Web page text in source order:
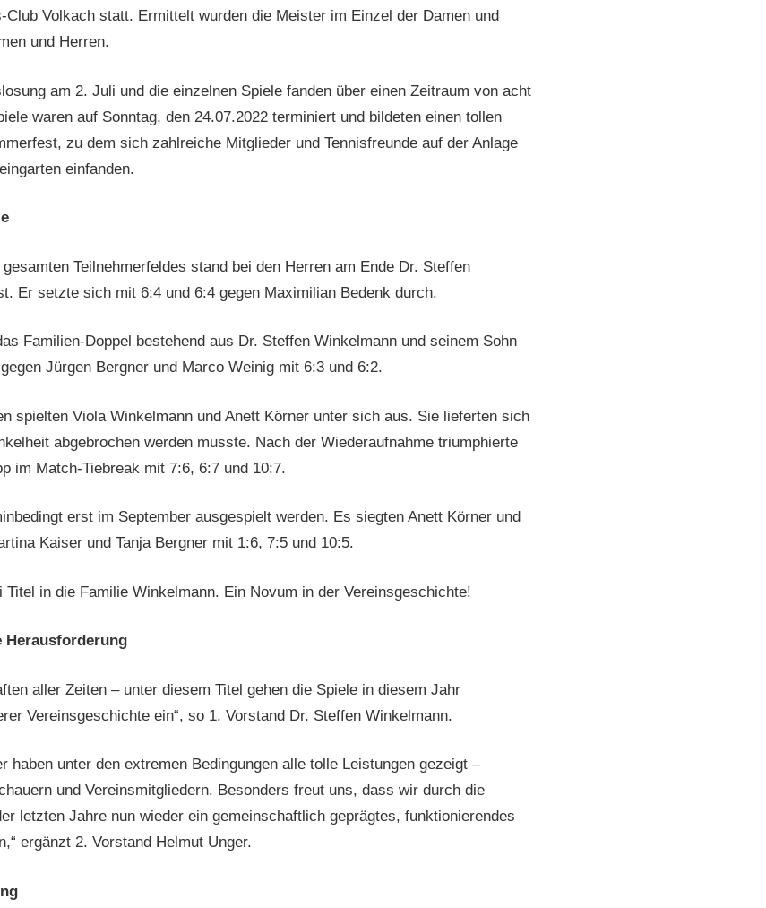
Club Volkach statt. Ermittelt wurden die Meister im Einzel der Damen und
und Herren.
am 2. Juli und die einzelnen Spiele fanden über einen Zeitraum von acht
waren auf Sonntag, den 24.07.2022 terminiert und bildeten einen tollen
zu dem sich zahlreiche Mitglieder und Tennisfreunde auf der Anlage
einfanden.
Teilnehmerfeldes stand bei den Herren am Ende Dr. Steffen
Er setzte sich mit 6:4 und 6:4 gegen Maximilian Bedenk durch.
Familien-Doppel bestehend aus Dr. Steffen Winkelmann und seinem Sohn
Jürgen Bergner und Marco Weinig mit 6:3 und 6:2.
spielten Viola Winkelmann und Anett Körner unter sich aus. Sie lieferten sich
abgebrochen werden musste. Nach der Wiederaufnahme triumphierte
im Match-Tiebreak mit 7:6, 6:7 und 10:7.
erst im September ausgespielt werden. Es siegten Anett Körner und
Kaiser und Tanja Bergner mit 1:6, 7:5 und 10:5.
in die Familie Winkelmann. Ein Novum in der Vereinsgeschichte!
Herausforderung
aller Zeiten – unter diesem Titel gehen die Spiele in diesem Jahr
Vereinsgeschichte ein“, so 1. Vorstand Dr. Steffen Winkelmann.
haben unter den extremen Bedingungen alle tolle Leistungen gezeigt –
und Vereinsmitgliedern. Besonders freut uns, dass wir durch die
letzten Jahre nun wieder ein gemeinschaftlich geprägtes, funktionierendes
ergänzt 2. Vorstand Helmut Unger.